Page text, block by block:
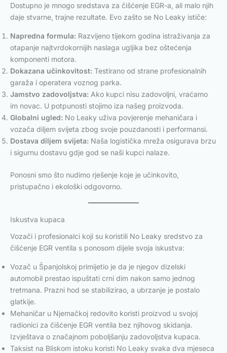
Dostupno je mnogo sredstava za čišćenje EGR-a, ali malo njih
daje stvarne, trajne rezultate. Evo zašto se No Leaky ističe:
Napredna formula: Razvijeno tijekom godina istraživanja za
otapanje najtvrdokornijih naslaga ugljika bez oštećenja
komponenti motora.
Dokazana učinkovitost: Testirano od strane profesionalnih
garaža i operatera voznog parka.
Jamstvo zadovoljstva: Ako kupci nisu zadovoljni, vraćamo
im novac. U potpunosti stojimo iza našeg proizvoda.
Globalni ugled: No Leaky uživa povjerenje mehaničara i
vozača diljem svijeta zbog svoje pouzdanosti i performansi.
Dostava diljem svijeta: Naša logistička mreža osigurava brzu
i sigurnu dostavu gdje god se naši kupci nalaze.
Ponosni smo što nudimo rješenje koje je učinkovito,
pristupačno i ekološki odgovorno.
Iskustva kupaca
Vozači i profesionalci koji su koristili No Leaky sredstvo za
čišćenje EGR ventila s ponosom dijele svoja iskustva:
Vozač u Španjolskoj primijetio je da je njegov dizelski
automobil prestao ispuštati crni dim nakon samo jednog
tretmana. Prazni hod se stabilizirao, a ubrzanje je postalo
glatkije.
Mehaničar u Njemačkoj redovito koristi proizvod u svojoj
radionici za čišćenje EGR ventila bez njihovog skidanja.
Izvještava o značajnom poboljšanju zadovoljstva kupaca.
Taksist na Bliskom istoku koristi No Leaky svaka dva mjeseca